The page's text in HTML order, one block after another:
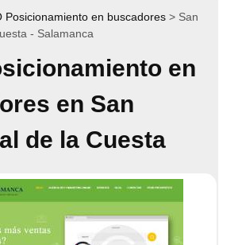
Posicionamiento en buscadores
San
- Salamanca
en
en San
de la Cuesta